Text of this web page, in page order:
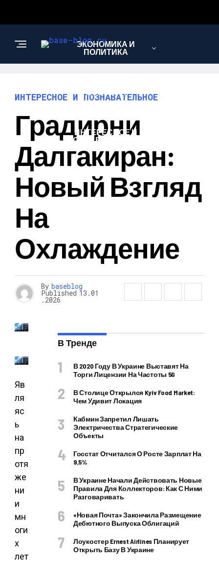
ЭКОНОМИКА И
ПОЛИТИКА
НОВОСТИ
ИНТЕРЕСНОЕ И
ПОЗНАВАТЕЛЬНОЕ
ИНТЕРЕСНОЕ И ПОЗНАВАТЕЛЬНОЕ
Градирни
Далгакиран:
Новый Взгляд
На
Охлаждение
By baseblog
Published 13.01
.2026
Яв
ля
яс
ь
на
пр
отя
же
ни
и
мн
оги
х
лет
В Тренде
В 2020 Году В Украине Выставят На
Торги Лицензии На Частоты 5G
В Столице Открылся Kyiv Food Market:
Чем Удивит Локация
Кабмин Запретил Лишать
Электричества Стратегические
Объекты
Госстат Отчитался О Росте Зарплат На
9,5%
В Украине Начали Действовать Новые
Правила Для Коллекторов: Как С Ними
Разговаривать
«Новая Почта» Закончила Размещение
Дебютного Выпуска Облигаций
Лоукостер Ernest Airlines Планирует
Открыть Базу В Украине